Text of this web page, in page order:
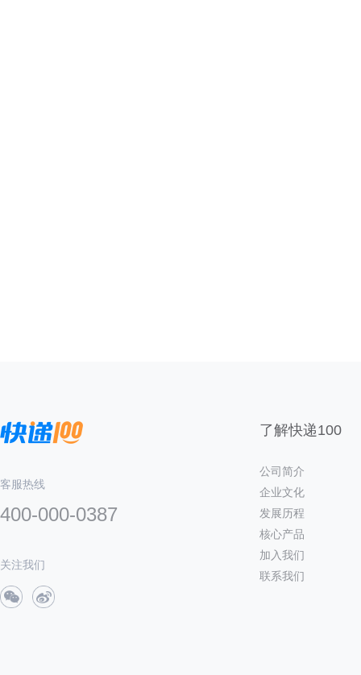
客服热线
400-000-0387
关注我们
了解快递100
公司简介
企业文化
发展历程
核心产品
加入我们
联系我们